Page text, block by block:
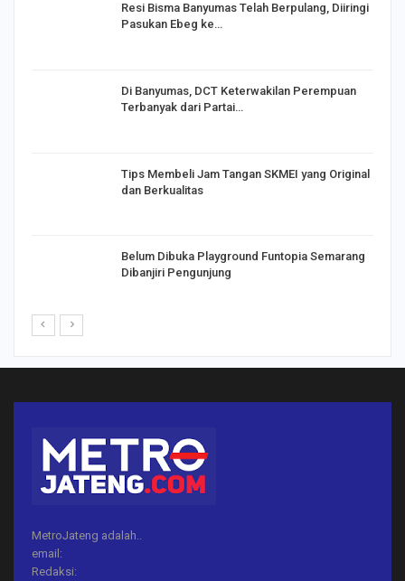
Resi Bisma Banyumas Telah Berpulang, Diiringi
Pasukan Ebeg ke…
Di Banyumas, DCT Keterwakilan Perempuan
Terbanyak dari Partai…
Tips Membeli Jam Tangan SKMEI yang Original
dan Berkualitas
Belum Dibuka Playground Funtopia Semarang
Dibanjiri Pengunjung
MetroJateng adalah..
email:
Redaksi: